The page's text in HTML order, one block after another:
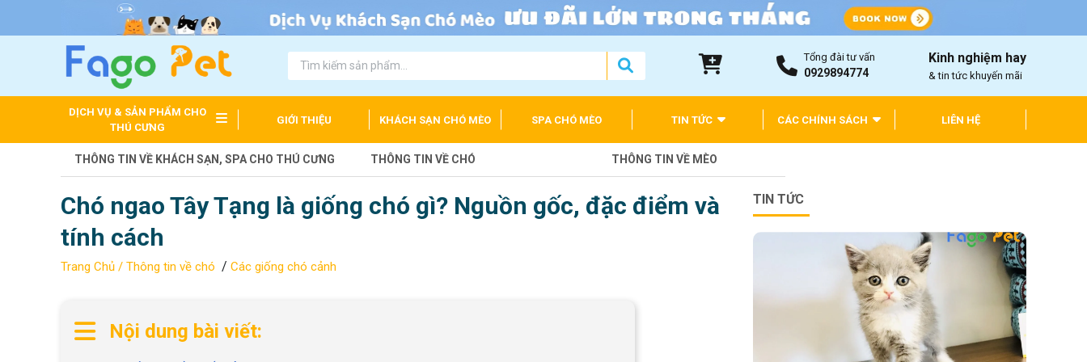
Tổng đài tư vấn
0929894774
Kinh nghiệm hay
& tin tức khuyến mãi
DỊCH VỤ & SẢN PHẨM CHO
THÚ CƯNG
GIỚI THIỆU KHÁCH SẠN CHÓ MÈO SPA CHÓ MÈO TIN TỨC CÁC CHÍNH SÁCH LIÊN HỆ
THÔNG TIN VỀ KHÁCH SẠN, SPA CHO THÚ CƯNG THÔNG TIN VỀ CHÓ THÔNG TIN VỀ MÈO
Chó ngao Tây Tạng là giống chó gì? Nguồn gốc, đặc điểm và
tính cách
Trang Chủ / Thông tin về chó / Các giống chó cảnh
Nội dung bài viết:
TIN TỨC